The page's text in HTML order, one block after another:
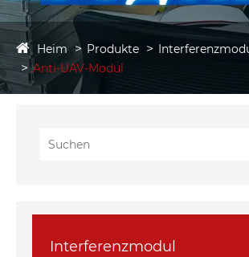
Heim Produkte
Anti-UAV-Modul
Interferenzmodul